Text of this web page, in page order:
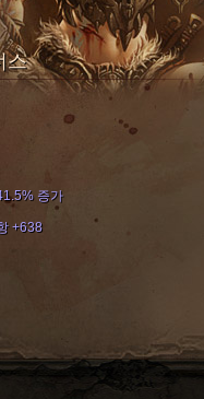
스
증가
+638